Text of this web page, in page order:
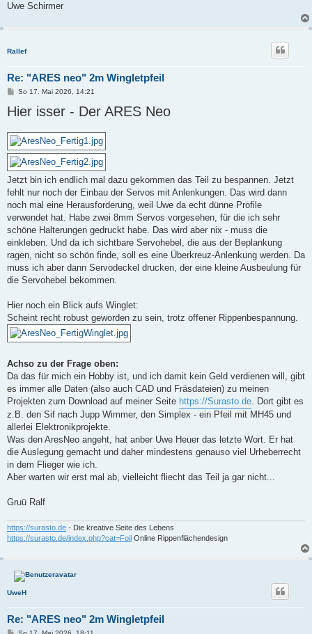
Uwe Schirmer
Rallef
Re: "ARES neo" 2m Wingletpfeil
B
i
t
a
g
So 17. Mai 2026, 14:21
Hier isser - Der ARES Neo
Jetzt bin ich endlich mal dazu gekommen das Teil zu bespannen. Jetzt
fehlt nur noch der Einbau der Servos mit Anlenkungen. Das wird dann
noch mal eine Herausforderung, weil Uwe da echt dünne Profile
verwendet hat. Habe zwei 8mm Servos vorgesehen, für die ich sehr
schöne Halterungen gedruckt habe. Das wird aber nix - muss die
einkleben. Und da ich sichtbare Servohebel, die aus der Beplankung
ragen, nicht so schön finde, soll es eine Überkreuz-Anlenkung werden. Da
muss ich aber dann Servodeckel drucken, der eine kleine Ausbeulung für
die Servohebel bekommen.
Hier noch ein Blick aufs Winglet:
Scheint recht robust geworden zu sein, trotz offener Rippenbespannung.
Achso zu der Frage oben:
Da das für mich ein Hobby ist, und ich damit kein Geld verdienen will, gibt
es immer alle Daten (also auch CAD und Fräsdateien) zu meinen
Projekten zum Download auf meiner Seite https://Surasto.de . Dort gibt es
z.B. den Sif nach Jupp Wimmer, den Simplex - ein Pfeil mit MH45 und
allerlei Elektronikprojekte.
Was den AresNeo angeht, hat anber Uwe Heuer das letzte Wort. Er hat
die Auslegung gemacht und daher mindestens genauso viel Urheberrecht
in dem Flieger wie ich.
Aber warten wir erst mal ab, vielleicht fliecht das Teil ja gar nicht...
Gruü Ralf
https://surasto.de - Die kreative Seite des Lebens
https://surasto.de/index.php?cat=Foil Online Rippenflächendesign
UweH
Re: "ARES neo" 2m Wingletpfeil
B